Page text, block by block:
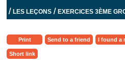
/LES LEÇONS /EXERCICES 3ÈME
Print Send to a friend I found a
Short link